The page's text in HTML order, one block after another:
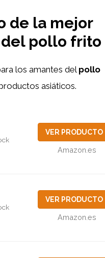
de la mejor
del pollo frito
los amantes delpollo
asiáticos.
VER PRODUCTO
Amazon.es
VER PRODUCTO
Amazon.es